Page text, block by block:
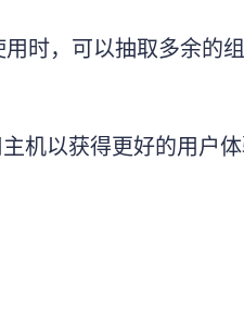
时，可以抽取多余的
机以获得更好的用户体